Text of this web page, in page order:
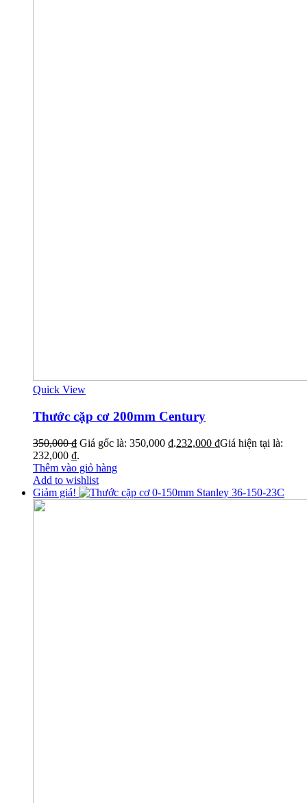
Quick View
Thước cặp cơ 200mm Century
350,000₫ Giá gốc là: 350,000 ₫.232,000 ₫Giá hiện tại là:
232,000 ₫.
Thêm vào giỏ hàng
Add to wishlist
Giảm giá!